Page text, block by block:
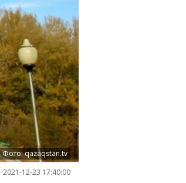
Фото: qazaqstan.tv
2021-12-23 17:40:00